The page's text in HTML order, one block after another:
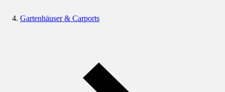
Gartenhäuser & Carports